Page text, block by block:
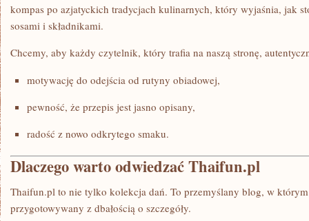
kompas po azjatyckich tradycjach kulinarnych, który wyjaśnia, jak
sosami i składnikami.
Chcemy, aby każdy czytelnik, który trafia na naszą stronę,
motywację do odejścia od rutyny obiadowej,
pewność, że przepis jest jasno opisany,
radość z nowo odkrytego smaku.
Dlaczego warto odwiedzać Thaifun.pl
Thaifun.pl to nie tylko kolekcja dań. To przemyślany blog, w którym
przygotowywany z dbałością o szczegóły.